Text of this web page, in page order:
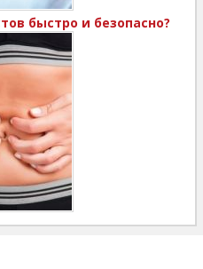
быстро и безопасно?